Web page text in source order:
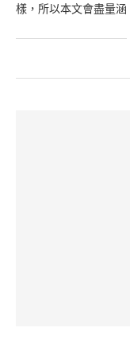
樣，所以本文會盡量